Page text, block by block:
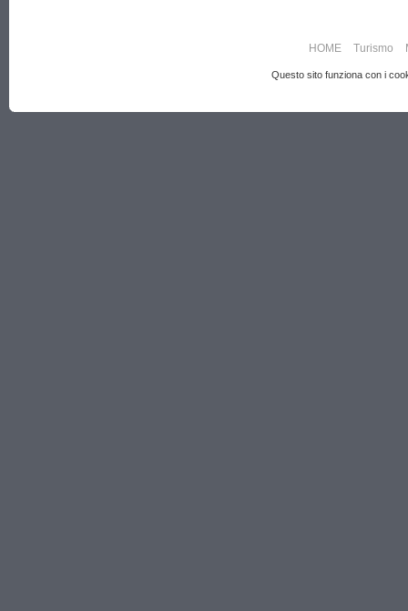
HOME Turismo
Questo sito funziona con i